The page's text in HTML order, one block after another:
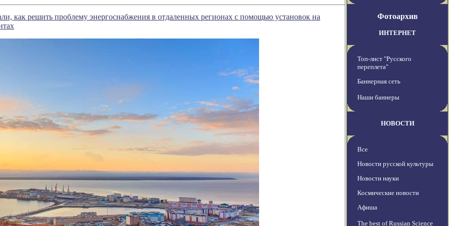
как решить проблему энергоснабжения в отдаленных регионах с помощью установок на
Фотоархив
ИНТЕРНЕТ
Топ-лист "Русского
переплета"
Баннерная сеть
Наши баннеры
НОВОСТИ
Все
Новости русской культуры
Новости науки
Космические новости
Афиша
The best of Russian Science